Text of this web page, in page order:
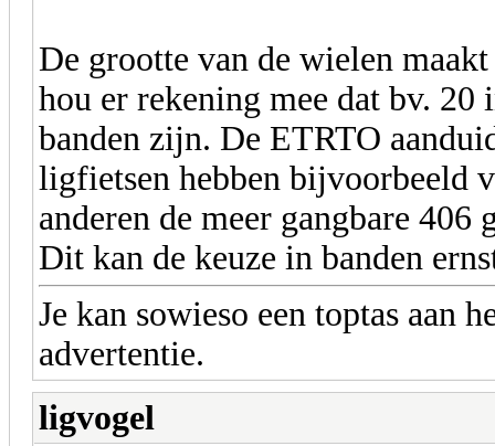
De grootte van de wielen
hou er rekening mee dat bv.
banden zijn. De ETRTO
ligfietsen hebben bijvoorbeeld
anderen de meer gangbare 406
Dit kan de keuze in banden
Je kan sowieso een toptas aan
advertentie.
ligvogel